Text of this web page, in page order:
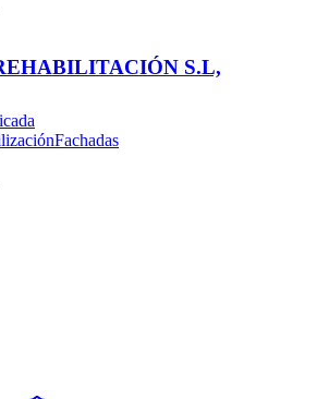
S.L,
Fachadas